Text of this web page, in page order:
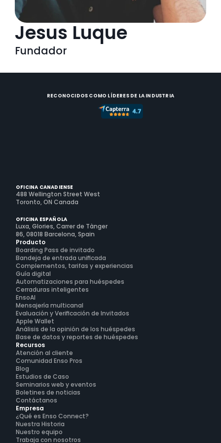
Jesus Luque
Fundador
RECONOCIDOS COMO LÍDERES DE LA INDUSTRIA
OFICINA CANADIENSE
488 Wellington Street West
Toronto, ON Canada
OFICINA ESPAÑOLA
Luxa, Glories, Carrer de Tànger
86, 08018 Barcelona, Spain
Producto
Boarding Pass de invitado
Bandeja de entrada unificada
Complementos, tarifas y experiencias
Guía digital
Automatizaciones para huéspedes
Cerraduras inteligentes
EnsoAI
Mensajería multicanal
Evaluación y Verificación de Invitados
Apple Wallet
Análisis de la opinión de los huéspedes
Base de datos y reportes de huéspedes
Recursos
Atención al cliente
Comunidad Enso Pros
Blog
Estudios de Caso
Seminarios web y eventos
Boletines de noticias
Contáctanos
Empresa
¿Qué es Enso Connect?
Nuestra Historia
Nuestro equipo
Trabaja con nosotros